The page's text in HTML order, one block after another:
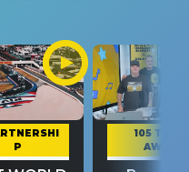
P
105 TAKE
AWAY